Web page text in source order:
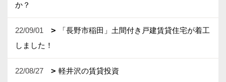
か？
22/09/01
「長野市稲田」土間付き戸建賃貸住宅が着工
しました！
22/08/27 軽井沢の賃貸投資